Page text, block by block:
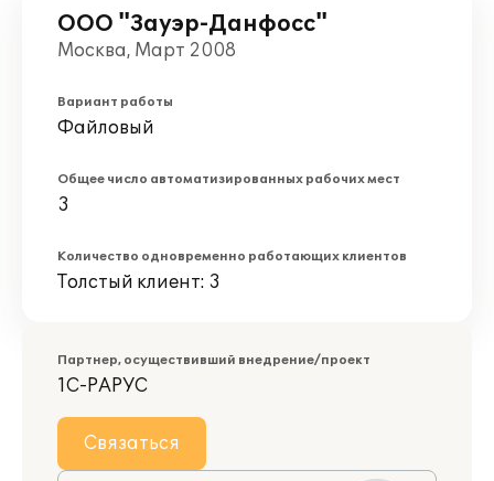
ООО "Зауэр-Данфосс"
Москва, Март 2008
Вариант работы
Файловый
Общее число автоматизированных рабочих мест
3
Количество одновременно работающих клиентов
Толстый клиент: 3
Партнер, осуществивший внедрение/проект
1С-РАРУС
Связаться